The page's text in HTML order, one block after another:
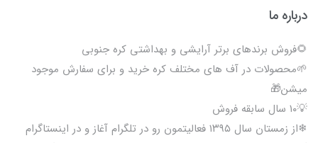
درباره ما
🌻فروش برندهای برتر آرایشی و بهداشتی کره جنوبی
🌱محصولات در آف های مختلف کره خرید و برای سفارش موجود
میشن🎁
💡۱۰ سال سابقه فروش
❄از زمستان سال ۱۳۹۵ فعالیتمون رو در تلگرام آغاز و در اینستاگرام